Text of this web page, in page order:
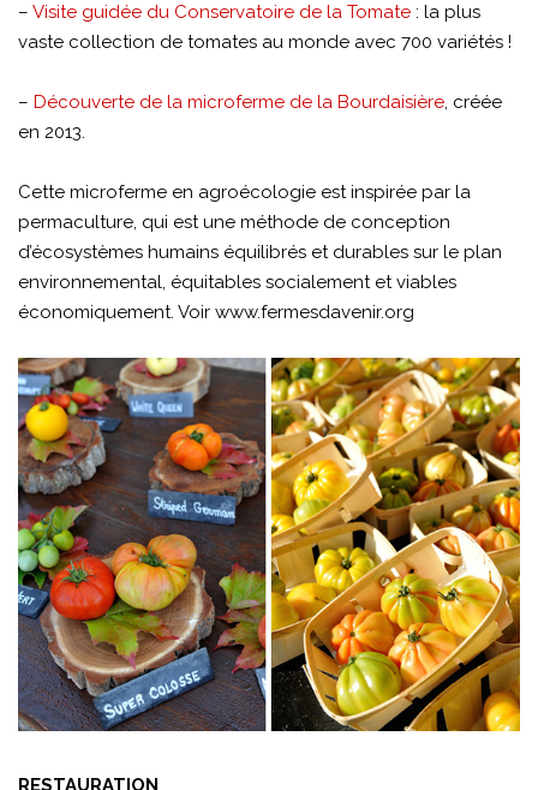
– Visite guidée du Conservatoire de la Tomate : la plus
vaste collection de tomates au monde avec 700 variétés !
– Découverte de la microferme de la Bourdaisière, créée
en 2013.
Cette microferme en agroécologie est inspirée par la
permaculture, qui est une méthode de conception
d’écosystèmes humains équilibrés et durables sur le plan
environnemental, équitables socialement et viables
économiquement. Voir www.fermesdavenir.org
RESTAURATION